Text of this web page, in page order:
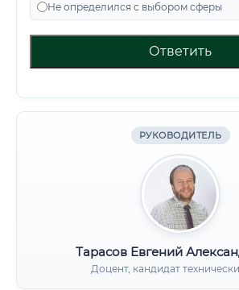
Не определился с выбором сферы
Ответить
РУКОВОДИТЕЛЬ
Тарасов Евгений
Доцент, кандидат